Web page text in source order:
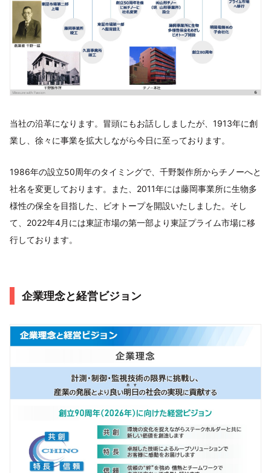
当社の沿革になります。冒頭にもお話ししましたが、1913年に創
業し、徐々に事業を拡大しながら今日に至っております。
​1986年の設立50周年のタイミングで、​千野製作所からチノーへと
社名を変更しております。また、2011年には藤岡事業所に生物多
様性の保全を目指した、​ビオトープを開設いたしました。そし
て、2022年4月には東証市場の第一部より東証プライム市場に移
行しております。
企業理念と経営ビジョン